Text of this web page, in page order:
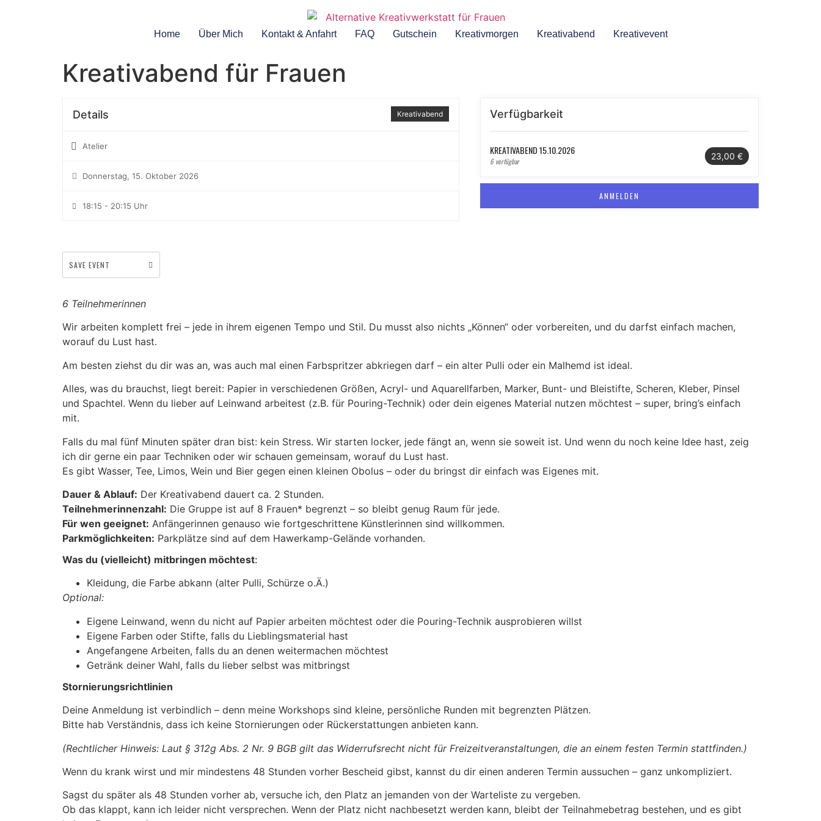
Home Über Mich Kontakt & Anfahrt FAQ Gutschein Kreativmorgen Kreativabend Kreativevent
Kreativabend für Frauen
Kreativabend
Details
Atelier
Donnerstag, 15. Oktober 2026
18:15 - 20:15 Uhr
Verfügbarkeit
23,00 €
KREATIVABEND 15.10.2026
6 verfügbar
ANMELDEN
SAVE EVENT
6 Teilnehmerinnen
Wir arbeiten komplett frei – jede in ihrem eigenen Tempo und Stil. Du musst also nichts „Können“ oder vorbereiten, und du darfst einfach machen,
worauf du Lust hast.
Am besten ziehst du dir was an, was auch mal einen Farbspritzer abkriegen darf – ein alter Pulli oder ein Malhemd ist ideal.
Alles, was du brauchst, liegt bereit: Papier in verschiedenen Größen, Acryl- und Aquarellfarben, Marker, Bunt- und Bleistifte, Scheren, Kleber, Pinsel
und Spachtel. Wenn du lieber auf Leinwand arbeitest (z.B. für Pouring-Technik) oder dein eigenes Material nutzen möchtest – super, bring’s einfach
mit.
Falls du mal fünf Minuten später dran bist: kein Stress. Wir starten locker, jede fängt an, wenn sie soweit ist. Und wenn du noch keine Idee hast, zeig
ich dir gerne ein paar Techniken oder wir schauen gemeinsam, worauf du Lust hast.
Es gibt Wasser, Tee, Limos, Wein und Bier gegen einen kleinen Obolus – oder du bringst dir einfach was Eigenes mit.
Dauer & Ablauf: Der Kreativabend dauert ca. 2 Stunden.
Teilnehmerinnenzahl: Die Gruppe ist auf 8 Frauen* begrenzt – so bleibt genug Raum für jede.
Für wen geeignet: Anfängerinnen genauso wie fortgeschrittene Künstlerinnen sind willkommen.
Parkmöglichkeiten: Parkplätze sind auf dem Hawerkamp-Gelände vorhanden.
Was du (vielleicht) mitbringen möchtest:
Kleidung, die Farbe abkann (alter Pulli, Schürze o.Ä.)
Optional:
Eigene Leinwand, wenn du nicht auf Papier arbeiten möchtest oder die Pouring-Technik ausprobieren willst
Eigene Farben oder Stifte, falls du Lieblingsmaterial hast
Angefangene Arbeiten, falls du an denen weitermachen möchtest
Getränk deiner Wahl, falls du lieber selbst was mitbringst
Stornierungsrichtlinien
Deine Anmeldung ist verbindlich – denn meine Workshops sind kleine, persönliche Runden mit begrenzten Plätzen.
Bitte hab Verständnis, dass ich keine Stornierungen oder Rückerstattungen anbieten kann.
(Rechtlicher Hinweis: Laut § 312g Abs. 2 Nr. 9 BGB gilt das Widerrufsrecht nicht für Freizeitveranstaltungen, die an einem festen Termin stattfinden.)
Wenn du krank wirst und mir mindestens 48 Stunden vorher Bescheid gibst, kannst du dir einen anderen Termin aussuchen – ganz unkompliziert.
Sagst du später als 48 Stunden vorher ab, versuche ich, den Platz an jemanden von der Warteliste zu vergeben.
Ob das klappt, kann ich leider nicht versprechen. Wenn der Platz nicht nachbesetzt werden kann, bleibt der Teilnahmebetrag bestehen, und es gibt